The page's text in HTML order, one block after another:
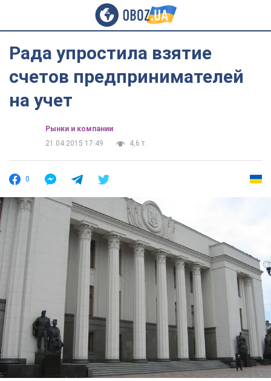
Рада упростила взятие
счетов предпринимателей
на учет
Рынки и компании
21.04.2015 17:49
4,6 т.
0